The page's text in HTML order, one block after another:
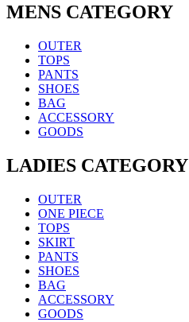
MENS CATEGORY
OUTER
TOPS
PANTS
SHOES
BAG
ACCESSORY
GOODS
LADIES CATEGORY
OUTER
ONE PIECE
TOPS
SKIRT
PANTS
SHOES
BAG
ACCESSORY
GOODS